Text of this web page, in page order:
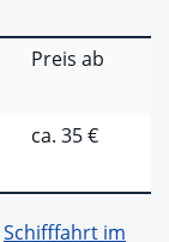
Preis ab
ca. 35 €
Schifffahrt im